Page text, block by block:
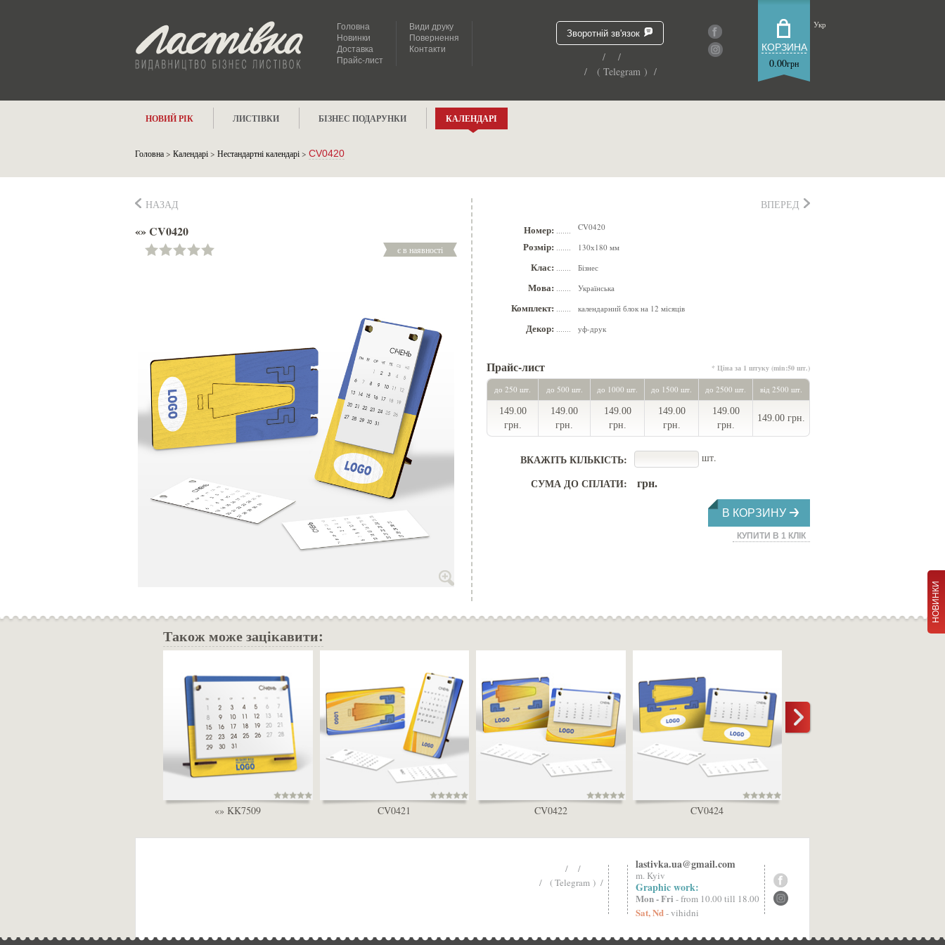
КОРЗИНА
0.00грн
Зворотній зв'язок
/ /
/ ( Telegram ) /
Головна
Новинки
Доставка
Прайс-лист
Види друку
Повернення
Контакти
Укр
НОВИЙ РІК ЛИСТІВКИ БІЗНЕС ПОДАРУНКИ КАЛЕНДАРІ
Головна> Календарі> Нестандартні календарі> CV0420
НОВИНКИ
НАЗАД ВПЕРЕД
«» CV0420
є в наявності
Номер: CV0420
Розмір: 130х180 мм
Клас: Бізнес
Мова: Українська
Комплект: календарний блок на 12 місяців
Декор: уф-друк
Прайс-лист * Ціна за 1 штуку (min:50 шт.)
до 250 шт. до 500 шт. до 1000 шт. до 1500 шт. до 2500 шт. від 2500 шт.
149.00
грн.
149.00
грн.
149.00
грн.
149.00
грн.
149.00
грн.
149.00 грн.
ВКАЖІТЬ КІЛЬКІСТЬ: шт.
СУМА ДО СПЛАТИ: грн.
В КОРЗИНУ
КУПИТИ В 1 КЛІК
Також може зацікавити:
«» KK7509 CV0421 CV0422 CV0424
/ /
/ ( Telegram ) /
lastivka.ua@gmail.com
m. Kyiv
Graphic work:
Mon - Fri - from 10.00 till 18.00
Sat, Nd- vihidni